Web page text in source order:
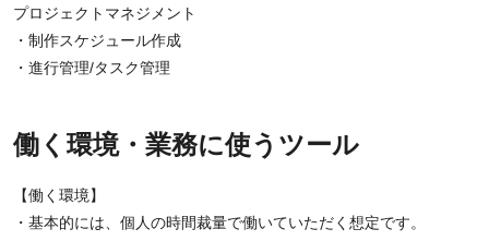
プロジェクトマネジメント
・制作スケジュール作成
・進行管理/タスク管理
働く環境・業務に使うツール
【働く環境】
・基本的には、個人の時間裁量で働いていただく想定です。